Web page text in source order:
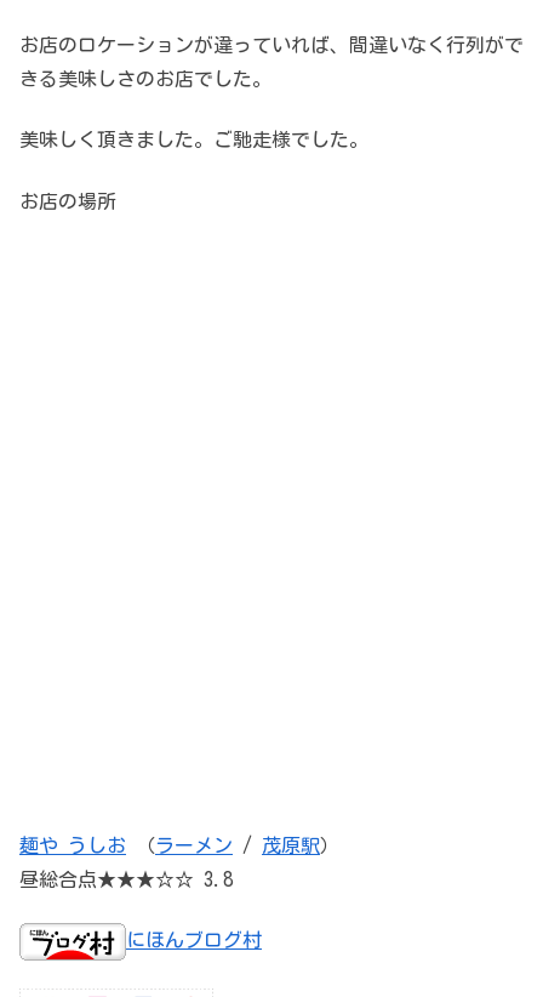
お店のロケーションが違っていれば、間違いなく行列がで
きる美味しさのお店でした。
美味しく頂きました。ご馳走様でした。
お店の場所
麺や うしお （ラーメン / 茂原駅）
昼総合点★★★☆☆ 3.8
にほんブログ村